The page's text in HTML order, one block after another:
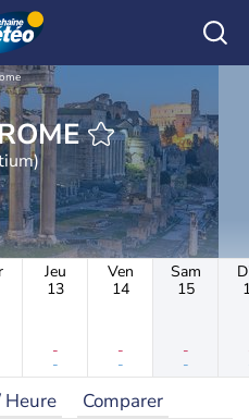
METEO ROME
Jeu
13
-
-
Ven
14
-
-
Sam
15
-
-
Heure Comparer